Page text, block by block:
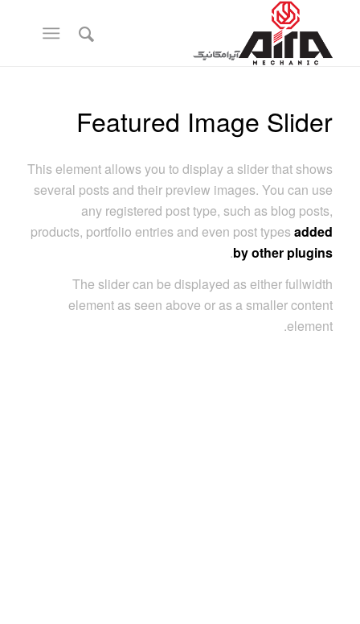
Featured Image Slider
This element allows you to display a slider that shows
several posts and their preview images. You can use
any registered post type, such as blog posts,
products, portfolio entries and even post typesadded
by other plugins
.
The slider can be displayed as either fullwidth
element as seen above or as a smaller content
element.